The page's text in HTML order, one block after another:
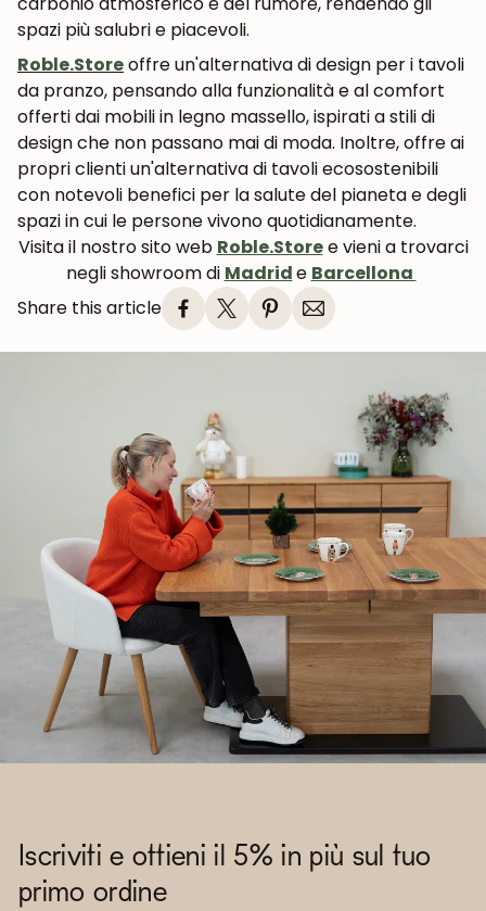
spazi più salubri e piacevoli.
Roble.Storeoffre un'alternativa di design per i tavoli
da pranzo, pensando alla funzionalità e al comfort
offerti dai mobili in legno massello, ispirati a stili di
design che non passano mai di moda. Inoltre, offre ai
propri clienti un'alternativa di tavoli ecosostenibili
con notevoli benefici per la salute del pianeta e degli
spazi in cui le persone vivono quotidianamente.
Visita il nostro sito web Roble.Storee vieni a trovarci
negli showroom di Madride Barcellona
Share this article
Iscriviti e ottieni il 5% in più sul tuo
primo ordine